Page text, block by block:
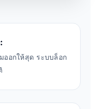
ออกให้สุด ระบบล็อก